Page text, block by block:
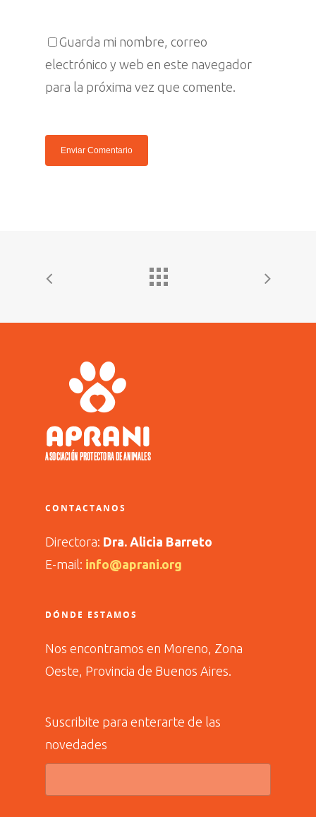
Guarda mi nombre, correo
electrónico y web en este navegador
para la próxima vez que comente.
CONTACTANOS
Directora: Dra. Alicia Barreto
E-mail: info@aprani.org
DÓNDE ESTAMOS
Nos encontramos en Moreno, Zona
Oeste, Provincia de Buenos Aires.
Suscribite para enterarte de las
novedades